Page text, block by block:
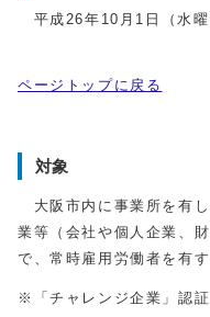
平成26年10月1日（水曜
ページトップに戻る
対象
大阪市内に事業所を有
業等（会社や個人企業、
で、常時雇用労働者を有
※「チャレンジ企業」認